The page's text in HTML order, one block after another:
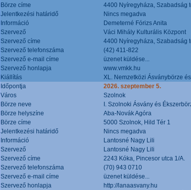
Börze címe
4400 Nyíregyháza, Szabadság
Jelentkezési határidő
Nincs megadva
Információ
Demeterné Fórizs Anita
Szervező
Váci Mihály Kulturális Központ
Szervező címe
4400 Nyíregyháza, Szabadság
Szervező telefonszáma
(42) 411-822
Szervező e-mail címe
üzenet küldése...
Szervező honlapja
www.vmkk.hu
Kiállítás
XL. Nemzetközi Ásványbörze
Időpontja
2026. szeptember 5.
Város
Szolnok
Börze neve
I. Szolnoki Ásvány és
Börze helyszíne
Aba-Novák Agóra
Börze címe
5000 Szolnok, Hild Tér 1
Jelentkezési határidő
Nincs megadva
Információ
Lantosné Nagy Lili
Szervező
Lantosné Nagy Lili
Szervező címe
2243 Kóka, Pincesor utca 1/A.
Szervező telefonszáma
(70) 943 0710
Szervező e-mail címe
üzenet küldése...
Szervező honlapja
http://lanaasvany.hu